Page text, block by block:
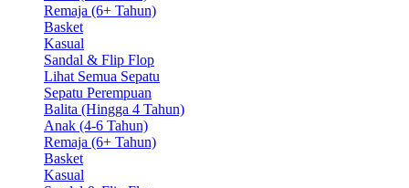
Remaja (6+ Tahun)
Basket
Kasual
Sandal & Flip Flop
Lihat Semua Sepatu
Sepatu Perempuan
Balita (Hingga 4 Tahun)
Anak (4-6 Tahun)
Remaja (6+ Tahun)
Basket
Kasual